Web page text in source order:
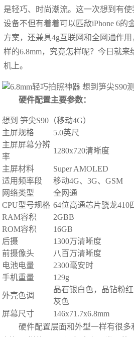
是轻巧、时尚潮流。这一次想到有
设备不但有着着可以匹敌iPhone 6的
方案，还兼具4g互联网和全网通作用
样的6.8mm，究竟怎样呢？今日就
机上。
硬件配置主要参数：
想到 笋尖S90（移动4G）
主屏规格
5.0英尺
主屏屏幕分辨
率
1280x720清晰度
主屏材料
Super AMOLED
适用频率段
移动4G、3G、GSM
网络类型
全网通
CPU型号规格 64位高通芯片骁龙410
RAM容积
2GBB
ROM容积
16GB
后摄
1300万清晰度
前摄像头
八百万清晰度
电池电量
2300毫安时
手机重量
129g
外壳色调
晶石银白色，晶钻粉
灰色
屏幕尺寸
146x71.7x6.8mm
硬件配置层面和外型一样有很多